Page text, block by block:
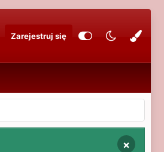
Zarejestruj się
×